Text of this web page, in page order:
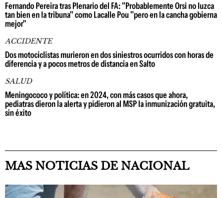
Fernando Pereira tras Plenario del FA: "Probablemente Orsi no luzca
tan bien en la tribuna" como Lacalle Pou "pero en la cancha gobierna
mejor"
ACCIDENTE
Dos motociclistas murieron en dos siniestros ocurridos con horas de
diferencia y a pocos metros de distancia en Salto
SALUD
Meningococo y política: en 2024, con más casos que ahora,
pediatras dieron la alerta y pidieron al MSP la inmunización gratuita,
sin éxito
MAS NOTICIAS DE NACIONAL